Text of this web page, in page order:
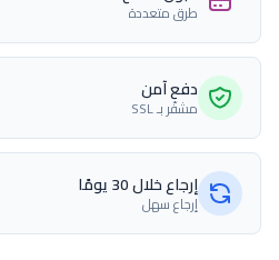
طرق متعددة
دفع آمن
مشفّر بـ SSL
إرجاع خلال 30 يومًا
إرجاع سهل